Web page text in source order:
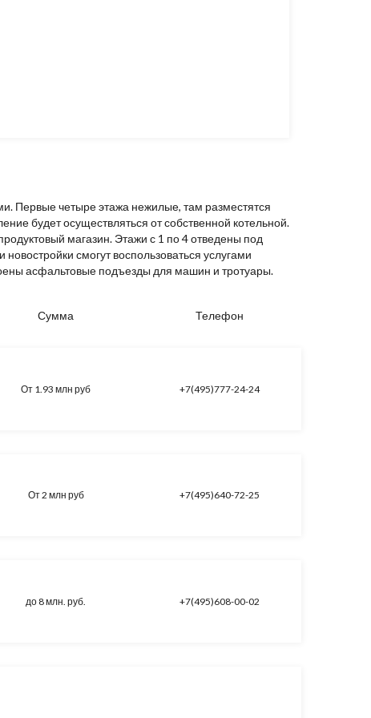
Первые четыре этажа нежилые, там разместятся
будет осуществляться от собственной котельной.
магазин. Этажи с 1 по 4 отведены под
смогут воспользоваться услугами
асфальтовые подъезды для машин и тротуары.
Сумма Телефон
От 1.93 млн руб +7(495)777-24-24
От 2 млн руб +7(495)640-72-25
до 8 млн. руб. +7(495)608-00-02